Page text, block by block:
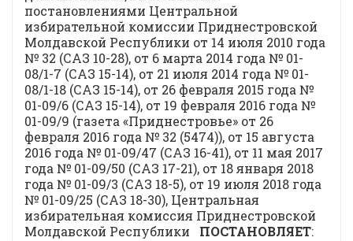
постановлениями Центральной
избирательной комиссии Приднестровской
Молдавской Республики от 14 июля 2010 года
№ 32 (САЗ 10-28), от 6 марта 2014 года № 01-
08/1-7 (САЗ 15-14), от 21 июля 2014 года № 01-
08/1-18 (САЗ 15-14), от 26 февраля 2015 года №
01-09/6 (САЗ 15-14), от 19 февраля 2016 года №
01-09/9 (газета «Приднестровье» от 26
февраля 2016 года № 32 (5474)), от 15 августа
2016 года № 01-09/47 (САЗ 16-41), от 11 мая 2017
года № 01-09/50 (САЗ 17-21), от 18 января 2018
года № 01-09/3 (САЗ 18-5), от 19 июля 2018 года
№ 01-09/25 (САЗ 18-30), Центральная
избирательная комиссия Приднестровской
Молдавской Республики ПОСТАНОВЛЯЕТ: